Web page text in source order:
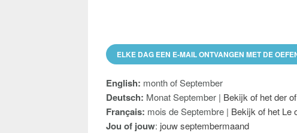
ELKE DAG EEN E-MAIL ONTVANGEN MET DE
English: month of September
Deutsch: Monat September | Bekijk of het der
Français: mois de Septembre | Bekijk of het Le
Jou of jouw: jouw septembermaand